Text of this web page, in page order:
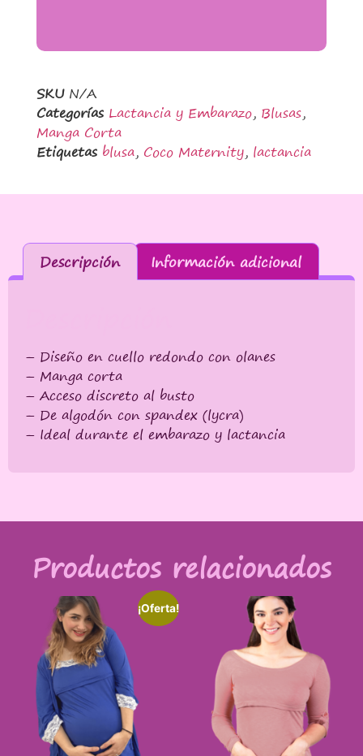
SKU N/A
Categorías Lactancia y Embarazo, Blusas,
Manga Corta
Etiquetas blusa, Coco Maternity, lactancia
Descripción Información adicional
– Diseño en cuello redondo con olanes
– Manga corta
– Acceso discreto al busto
– De algodón con spandex (lycra)
– Ideal durante el embarazo y lactancia
Productos relacionados
¡Oferta!